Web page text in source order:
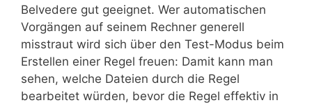
Belvedere gut geeignet. Wer automatischen
Vorgängen auf seinem Rechner generell
misstraut wird sich über den Test-Modus beim
Erstellen einer Regel freuen: Damit kann man
sehen, welche Dateien durch die Regel
bearbeitet würden, bevor die Regel effektiv in